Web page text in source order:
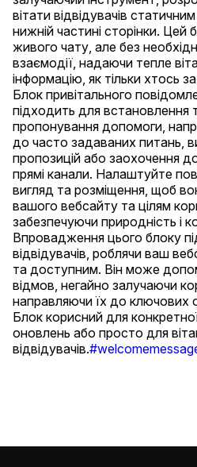
вітати відвідувачів
нижній частині сторінки. Цей
живого чату, але без
взаємодії, надаючи тепле
інформацію, як тільки хтось
Блок привітального
підходить для встановлення
пропонування допомоги,
до часто задаваних питань,
пропозицій або заохочення
прямі канали. Налаштуйте
вигляд та розміщення, щоб
вашого вебсайту та цілям
забезпечуючи природність і
Впровадження цього блоку
відвідувачів, роблячи ваш
та доступним. Він може
відмов, негайно залучаючи
направляючи їх до ключових
Блок корисний для
оновлень або просто для
відвідувачів.